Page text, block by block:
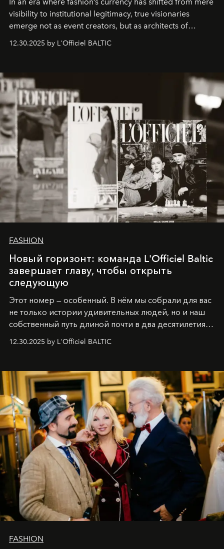
visibility to institutional legitimacy, true visionaries
emerge not as event creators, but as architects of
ecosystems.
Sabrina Spinelli
brand strategist with three decades of mastery in luxury,
framework where creativity, commerce, and culture
converge with surgical precision.
12.30.2025 by L'Officiel BALTIC
FASHION
Новый горизонт: команда L'Officiel Baltic
завершает главу, чтобы открыть
следующую
Этот номер — особенный. В нём мы собрали для вас
не только истории удивительных людей, но и наш
собственный путь длиной почти в два десятилетия.
Вместо привычного подведения итогов мы от всей
души говорим спасибо каждому, кто был с нами все
самыми искренними пожеланиями и теплом, ваша
командаL’Officiel Baltic .
12.30.2025 by L'Officiel BALTIC
FASHION